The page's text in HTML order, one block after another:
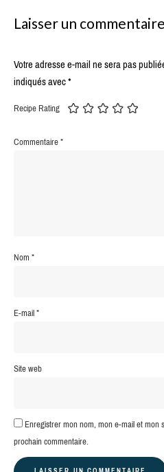
Laisser un commentaire
Votre adresse e-mail ne sera pas
indiqués avec*
Recipe Rating
Commentaire*
Nom*
E-mail*
Site web
Enregistrer mon nom, mon e-mail et mon
prochain commentaire.